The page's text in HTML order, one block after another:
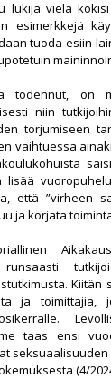
lukija vielä
esimerkkejä
tuoda esiin
todennut, on
niin
torjumiseen
vaihtuessa
että ”virheen
ja korjata
Kiitän
ja toimittajia,
taas ensi
seksuaalisuuden
(4/